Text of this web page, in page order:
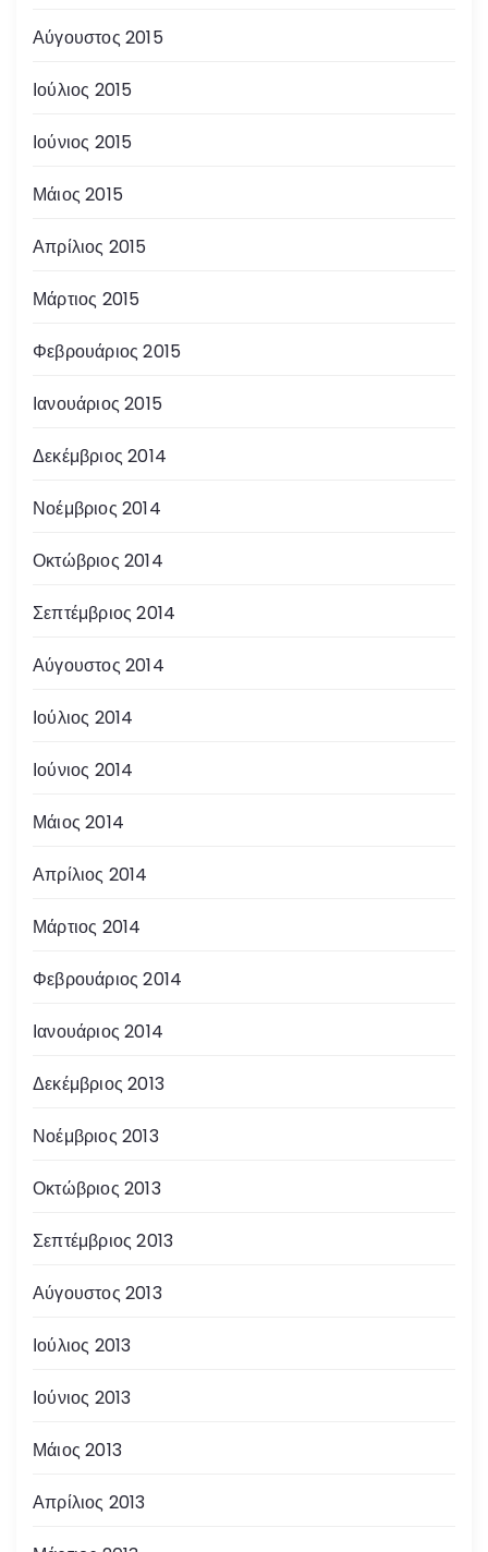
Αύγουστος 2015
Ιούλιος 2015
Ιούνιος 2015
Μάιος 2015
Απρίλιος 2015
Μάρτιος 2015
Φεβρουάριος 2015
Ιανουάριος 2015
Δεκέμβριος 2014
Νοέμβριος 2014
Οκτώβριος 2014
Σεπτέμβριος 2014
Αύγουστος 2014
Ιούλιος 2014
Ιούνιος 2014
Μάιος 2014
Απρίλιος 2014
Μάρτιος 2014
Φεβρουάριος 2014
Ιανουάριος 2014
Δεκέμβριος 2013
Νοέμβριος 2013
Οκτώβριος 2013
Σεπτέμβριος 2013
Αύγουστος 2013
Ιούλιος 2013
Ιούνιος 2013
Μάιος 2013
Απρίλιος 2013